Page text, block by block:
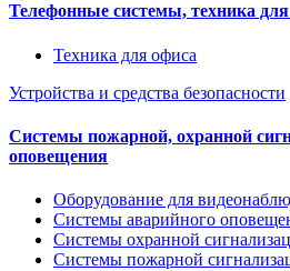
Телефонные системы, техника
Техника для офиса
Устройства и средства безопасности
Системы пожарной, охранной
оповещения
Оборудование для
Системы аварийного
Системы охранной
Системы пожарной